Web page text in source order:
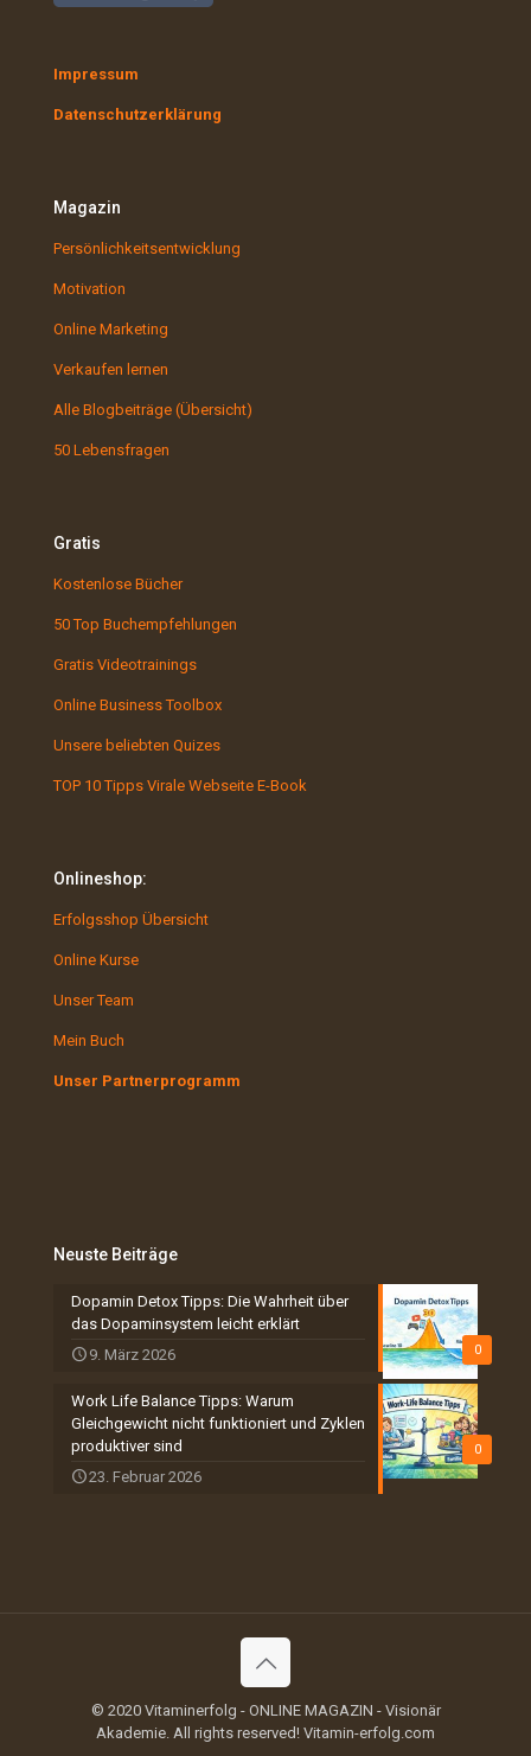
Impressum
Datenschutzerklärung
Magazin
Persönlichkeitsentwicklung
Motivation
Online Marketing
Verkaufen lernen
Alle Blogbeiträge (Übersicht)
50 Lebensfragen
Gratis
Kostenlose Bücher
50 Top Buchempfehlungen
Gratis Videotrainings
Online Business Toolbox
Unsere beliebten Quizes
TOP 10 Tipps Virale Webseite E-Book
Onlineshop:
Erfolgsshop Übersicht
Online Kurse
Unser Team
Mein Buch
Unser Partnerprogramm
Neuste Beiträge
0
Dopamin Detox Tipps: Die Wahrheit über
das Dopaminsystem leicht erklärt
9. März 2026
0
Work Life Balance Tipps: Warum
Gleichgewicht nicht funktioniert und Zyklen
produktiver sind
23. Februar 2026
© 2020 Vitaminerfolg - ONLINE MAGAZIN - Visionär
Akademie. All rights reserved! Vitamin-erfolg.com